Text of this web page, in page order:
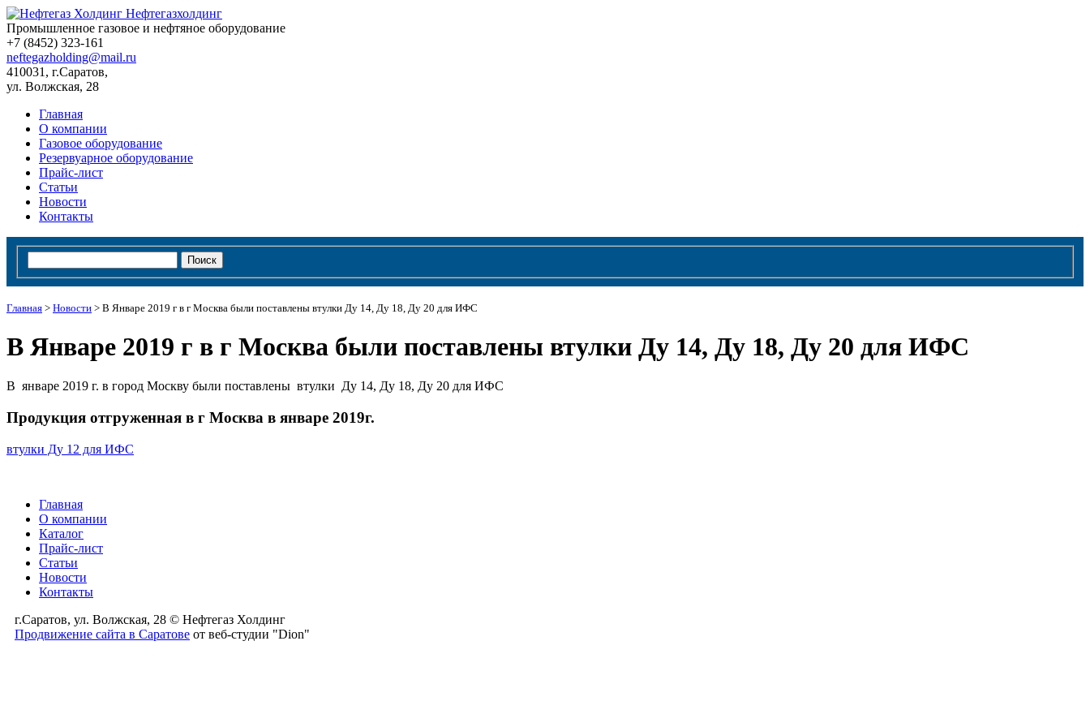
Нефтегазхолдинг
Промышленное газовое и нефтяное оборудование
+7 (8452) 323-161
neftegazholding@mail.ru
410031, г.Саратов,
ул. Волжская, 28
Главная
О компании
Газовое оборудование
Резервуарное оборудование
Прайс-лист
Статьи
Новости
Контакты
Главная > Новости > В Январе 2019 г в г Москва были поставлены втулки Ду 14, Ду 18, Ду 20 для ИФС
В Январе 2019 г в г Москва были поставлены втулки Ду 14, Ду 18, Ду 20 для ИФС
В январе 2019 г. в город Москву были поставлены втулки Ду 14, Ду 18, Ду 20 для ИФС
Продукция отгруженная в г Москва в январе 2019г.
втулки Ду 12 для ИФС
Главная
О компании
Каталог
Прайс-лист
Статьи
Новости
Контакты
г.Саратов, ул. Волжская, 28 © Нефтегаз Холдинг
Продвижение сайта в Саратове от веб-студии "Dion"